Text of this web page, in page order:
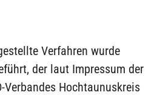
Verfahren wurde
der laut Impressum der
Verbandes Hochtaunuskreis